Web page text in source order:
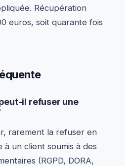
Récupération
euros, soit quarante fois
il refuser une
rarement la refuser en
un client soumis à des
(RGPD, DORA,